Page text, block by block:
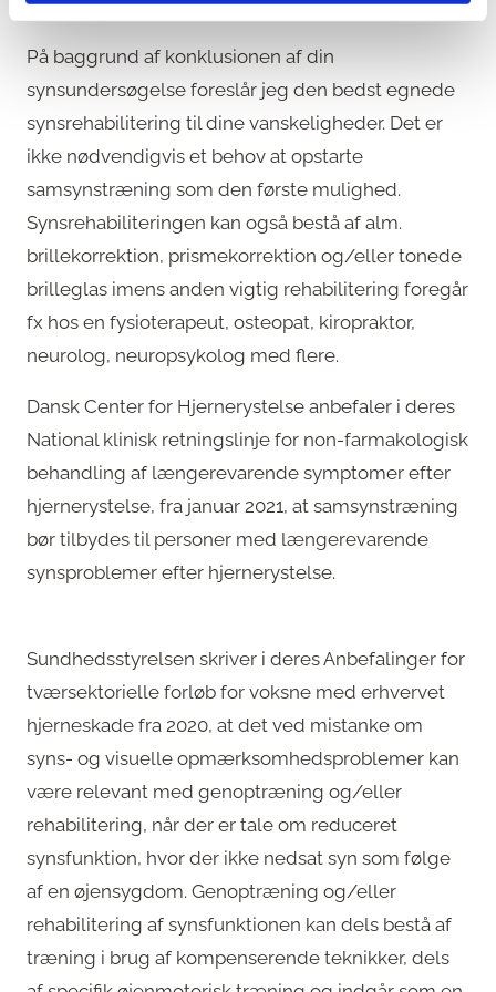
henvist dig til klinikken.
På baggrund af konklusionen af din
synsundersøgelse foreslår jeg den bedst egnede
synsrehabilitering til dine vanskeligheder. Det er
ikke nødvendigvis et behov at opstarte
samsynstræning som den første mulighed.
Synsrehabiliteringen kan også bestå af alm.
brillekorrektion, prismekorrektion og/eller tonede
brilleglas imens anden vigtig rehabilitering foregår
fx hos en fysioterapeut, osteopat, kiropraktor,
neurolog, neuropsykolog med flere.
Dansk Center for Hjernerystelse anbefaler i deres
National klinisk retningslinje for non-farmakologisk
behandling af længerevarende symptomer efter
hjernerystelse, fra januar 2021, at samsynstræning
bør tilbydes til personer med længerevarende
synsproblemer efter hjernerystelse.
Sundhedsstyrelsen skriver i deres Anbefalinger for
tværsektorielle forløb for voksne med erhvervet
hjerneskade fra 2020, at det ved mistanke om
syns- og visuelle opmærksomhedsproblemer kan
være relevant med genoptræning og/eller
rehabilitering, når der er tale om reduceret
synsfunktion, hvor der ikke nedsat syn som følge
af en øjensygdom. Genoptræning og/eller
rehabilitering af synsfunktionen kan dels bestå af
træning i brug af kompenserende teknikker, dels